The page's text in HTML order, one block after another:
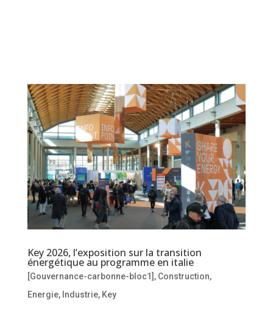
Key 2026, l’exposition sur la transition
énergétique au programme en italie
[Gouvernance-carbonne-bloc1] , Construction,
Energie, Industrie, Key